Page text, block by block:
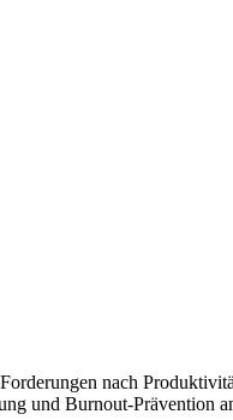
nach
und Burnout-Prävention